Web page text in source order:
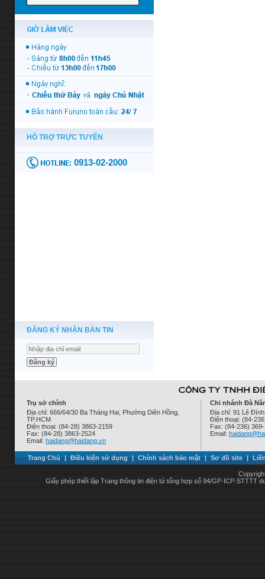
ĐĂNG KÝ NHẬN BẢN TIN
Trụ sở chính
Địa chỉ: 666/64/30 Ba Tháng Hai, Phường Diên Hồng,
TP.HCM
Điện thoại: (84-28) 3863-2159
Fax: (84-28) 3863-2524
Email: haidang@haidang.vn
Chi nhánh Đà
Địa chỉ: 91 Lê
Điện thoại: (84-
Fax: (84-236)
Email:
Trang Chủ | Điều kiện sử dụng | Chính sách bảo mật | Sơ đồ site |
Giấy phép thiết lập Trang thông tin điện tử tổng hợp số 94/GP-ICP-STTTT